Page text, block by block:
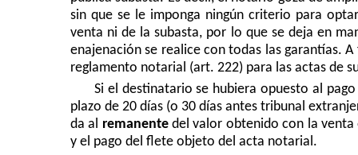
sin que se le imponga ningún criterio para
venta ni de la subasta, por lo que se deja en
enajenación se realice con todas las garantías.
reglamento notarial (art. 222) para las actas de
Si el destinatario se hubiera opuesto al
plazo de 20 días (o 30 días antes tribunal
da al remanentedel valor obtenido con la venta
y el pago del flete objeto del acta notarial.